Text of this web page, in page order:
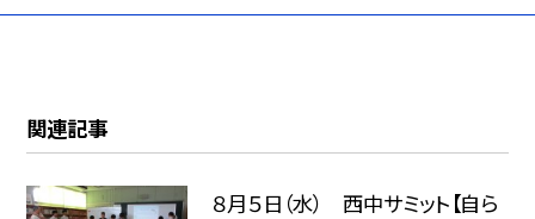
関連記事
８月５日（水） 西中サミット【自ら